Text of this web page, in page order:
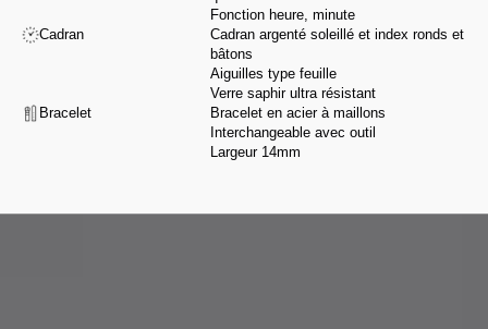
Fonction heure, minute
Cadran
Cadran argenté soleillé et index ronds et
bâtons
Aiguilles type feuille
Verre saphir ultra résistant
Bracelet
Bracelet en acier à maillons
Interchangeable avec outil
Largeur 14mm